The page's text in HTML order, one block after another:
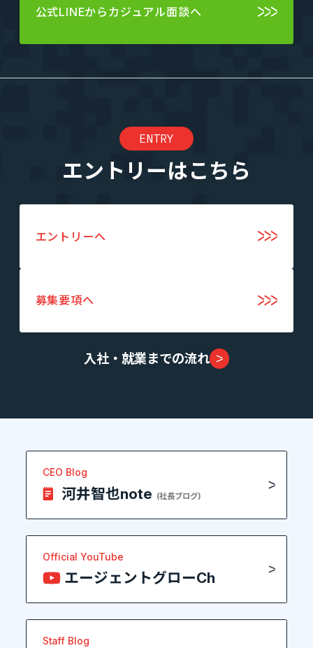
公式LINEからカジュアル面談へ
ENTRY
エントリーはこちら
エントリーへ
募集要項へ
入社・就業までの流れ
CEO Blog
河井智也note (社長ブログ)
Official YouTube
エージェントグローCh
Staff Blog